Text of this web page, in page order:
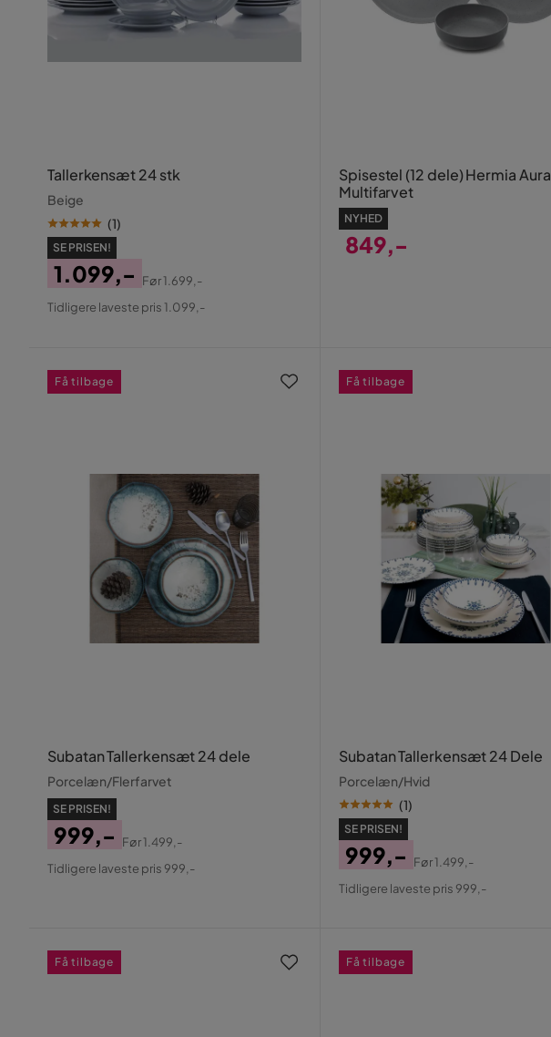
Tallerkensæt 24 stk
Beige
(1)
SE PRISEN!
Pris
1.099,-
Original
Før1.699,-
Tidligere laveste pris 1.099,-
Spisestel (12 dele) Hermia Aura
Multifarvet
NYHED
849,-
Subatan Tallerkensæt 24 dele
Porcelæn/Flerfarvet
SE PRISEN!
Pris
999,-
Original
Før1.499,-
Tidligere laveste pris 999,-
Få tilbage
Subatan Tallerkensæt 24 Dele
Porcelæn/Hvid
(1)
SE PRISEN!
Pris
999,-
Original
Før1.499,-
Tidligere laveste pris 999,-
Få tilbage
Få tilbage Få tilbage